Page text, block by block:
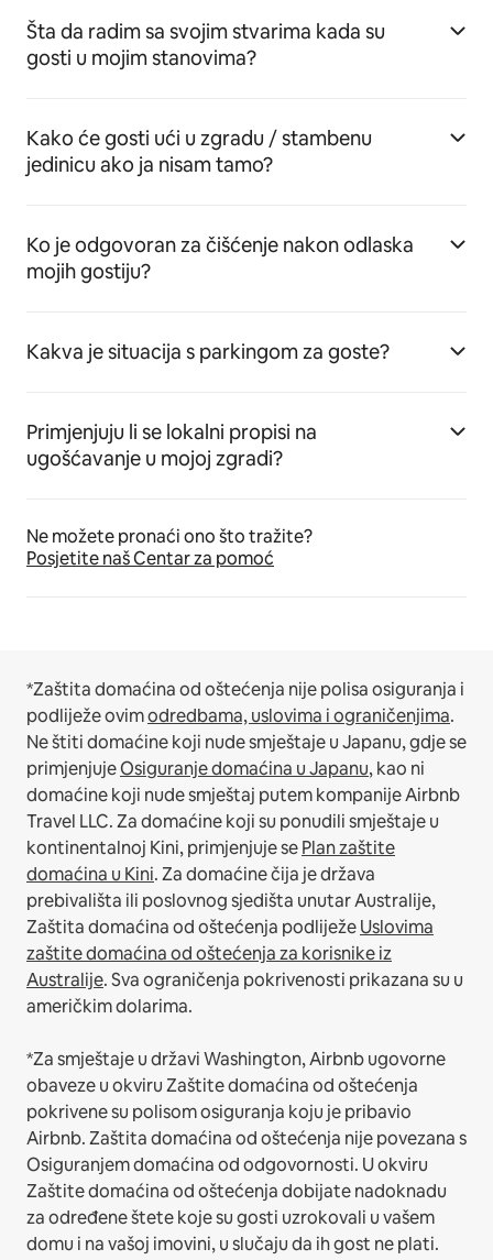
Šta da radim sa svojim stvarima kada su
gosti u mojim stanovima?
Kako će gosti ući u zgradu / stambenu
jedinicu ako ja nisam tamo?
Ko je odgovoran za čišćenje nakon odlaska
mojih gostiju?
Kakva je situacija s parkingom za goste?
Primjenjuju li se lokalni propisi na
ugošćavanje u mojoj zgradi?
Ne možete pronaći ono što tražite?
Posjetite naš Centar za pomoć
*Zaštita domaćina od oštećenja nije polisa osiguranja i
podliježe ovimodredbama, uslovima i ograničenjima.
Ne štiti domaćine koji nude smještaje u Japanu, gdje se
primjenjujeOsiguranje domaćina u Japanu, kao ni
domaćine koji nude smještaj putem kompanije Airbnb
Travel LLC.Za domaćine koji su ponudili smještaje u
kontinentalnoj Kini, primjenjuje sePlan zaštite
domaćina u Kini.Za domaćine čija je država
prebivališta ili poslovnog sjedišta unutar Australije,
Zaštita domaćina od oštećenja podliježeUslovima
zaštite domaćina od oštećenja za korisnike iz
Australije. Sva ograničenja pokrivenosti prikazana su u
američkim dolarima.
*Za smještaje u državi Washington, Airbnb ugovorne
obaveze u okviru Zaštite domaćina od oštećenja
pokrivene su polisom osiguranja koju je pribavio
Airbnb. Zaštita domaćina od oštećenja nije povezana s
Osiguranjem domaćina od odgovornosti. U okviru
Zaštite domaćina od oštećenja dobijate nadoknadu
za određene štete koje su gosti uzrokovali u vašem
domu i na vašoj imovini, u slučaju da ih gost ne plati.